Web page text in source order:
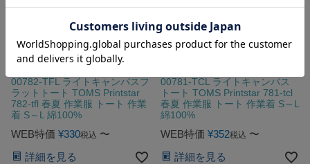
TOMS トムス Printstar シリーズ 書類入
れに便利なフラットタイプのトートバッ
00782-TFL ライトキャンバスフ
ラットトート TOMS Printstar
782-tfl 春夏 作業服 トート 作業
着 S～L 綿100%
WEB特価 ¥330税込 〜
詳細を見る
TOMS トムス Printstar シリーズ 柔らか
00781-TCL ライトキャンバス
トート TOMS Printstar 781-tcl
春夏 作業服 トート 作業着 S～L
綿100%
WEB特価 ¥352税込 〜
詳細を見る